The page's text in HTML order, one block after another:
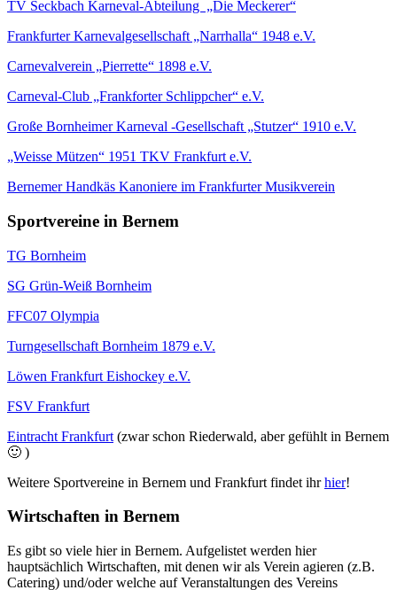
TV Seckbach Karneval-Abteilung „Die Meckerer“
Frankfurter Karnevalgesellschaft „Narrhalla“ 1948 e.V.
Carnevalverein „Pierrette“ 1898 e.V.
Carneval-Club „Frankforter Schlippcher“ e.V.
Große Bornheimer Karneval -Gesellschaft „Stutzer“ 1910 e.V.
„Weisse Mützen“ 1951 TKV Frankfurt e.V.
Bernemer Handkäs Kanoniere im Frankfurter Musikverein
Sportvereine in Bernem
TG Bornheim
SG Grün-Weiß Bornheim
FFC07 Olympia
Turngesellschaft Bornheim 1879 e.V.
Löwen Frankfurt Eishockey e.V.
FSV Frankfurt
Eintracht Frankfurt (zwar schon Riederwald, aber gefühlt in Bernem
🙂 )
Weitere Sportvereine in Bernem und Frankfurt findet ihrhier!
Wirtschaften in Bernem
Es gibt so viele hier in Bernem. Aufgelistet werden hier
hauptsächlich Wirtschaften, mit denen wir als Verein agieren (z.B.
Catering) und/oder welche auf Veranstaltungen des Vereins